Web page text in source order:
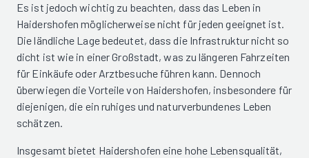
Es ist jedoch wichtig zu beachten, dass das Leben in
Haidershofen möglicherweise nicht für jeden geeignet ist.
Die ländliche Lage bedeutet, dass die Infrastruktur nicht so
dicht ist wie in einer Großstadt, was zu längeren Fahrzeiten
für Einkäufe oder Arztbesuche führen kann. Dennoch
überwiegen die Vorteile von Haidershofen, insbesondere für
diejenigen, die ein ruhiges und naturverbundenes Leben
schätzen.
Insgesamt bietet Haidershofen eine hohe Lebensqualität,